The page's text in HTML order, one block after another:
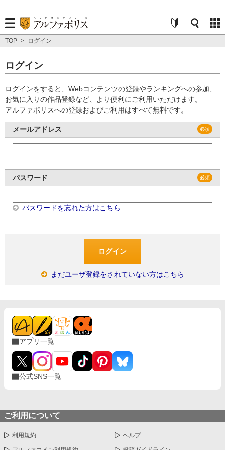
TOP > ログイン
ログイン
ログインをすると、Webコンテンツの登録やランキングへの参加、
お気に入りの作品登録など、より便利にご利用いただけます。
アルファポリスへの登録およびご利用はすべて無料です。
メールアドレス
パスワード
パスワードを忘れた方はこちら
まだユーザ登録をされていない方はこちら
アプリ一覧
公式SNS一覧
ご利用について
利用規約 ヘルプ